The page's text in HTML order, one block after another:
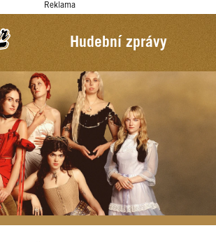
Reklama
Hudební zprávy